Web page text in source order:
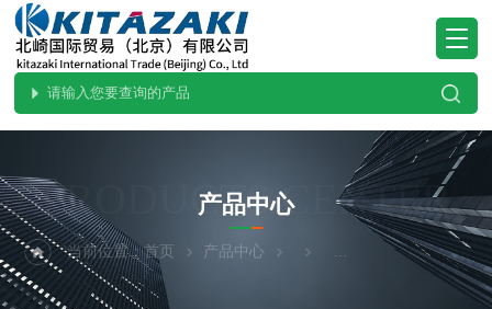
PRODUCTS CENTER
产品中心
当前位置：首页 产品中心 ohnobellows大野贝洛